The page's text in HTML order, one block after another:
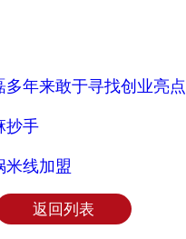
多年来敢于寻找创业亮
抄手
米线加盟
返回列表